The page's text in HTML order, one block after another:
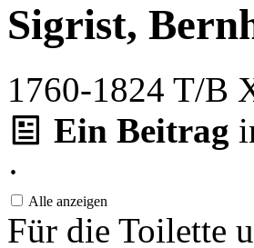
Sigrist,
1760-1824 T/B
Ein Beitrag
·
Alle anzeigen
Für die Toilette